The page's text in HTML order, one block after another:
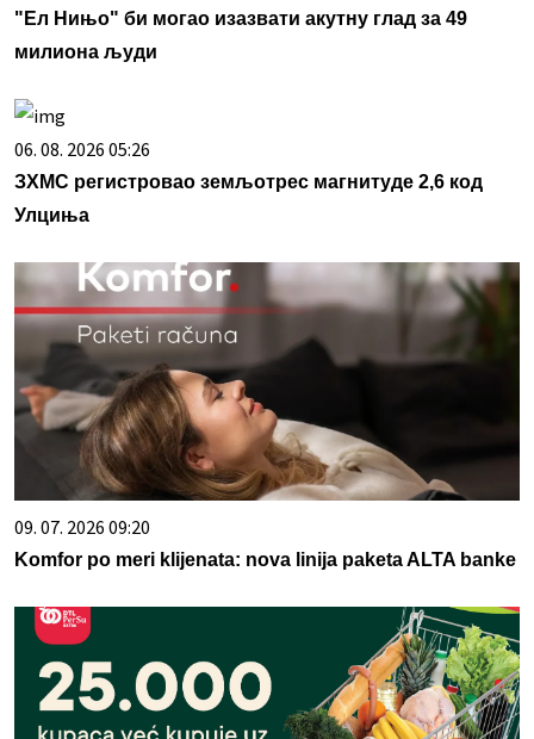
"Ел Нињо" би могао изазвати акутну глад за 49
милиона људи
06. 08. 2026 05:26
ЗХМС регистровао земљотрес магнитуде 2,6 код
Улциња
09. 07. 2026 09:20
Komfor po meri klijenata: nova linija paketa ALTA banke